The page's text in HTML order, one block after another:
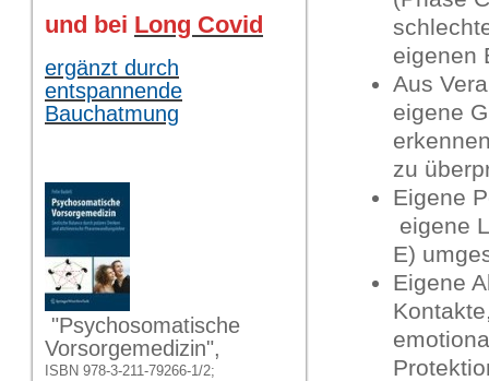
und bei Long Covid
ergänzt durch
entspannende
Bauchatmung
"Psychosomatische
Vorsorgemedizin",
ISBN 978-3-211-79266-1/2;
eigenen
Aus
eigene
zu
Eigene
eigene
E)
Eigene